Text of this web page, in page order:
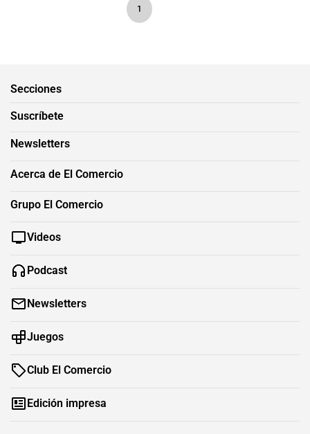
1
Secciones
Suscríbete
Newsletters
Acerca de El Comercio
Grupo El Comercio
Videos
Podcast
Newsletters
Juegos
Club El Comercio
Edición impresa